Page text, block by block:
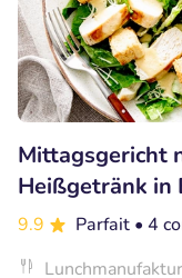
Mittagsgericht
Heißgetränk in
9.9 Parfait • 4
Lunchmanufaktur